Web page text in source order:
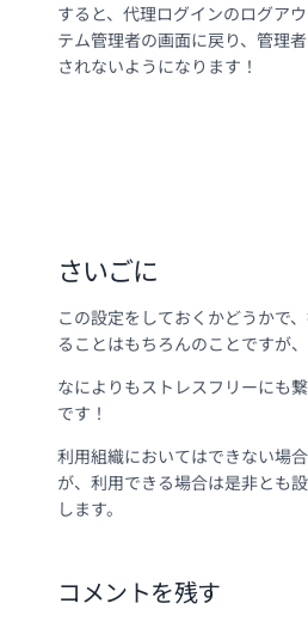
すると、代理ログインのログア
テム管理者の画面に戻り、管理
されないようになります！
さいごに
この設定をしておくかどうかで
ることはもちろんのことですが、
なによりもストレスフリーにも
です！
利用組織においてはできない場
が、利用できる場合は是非とも
します。
コメントを残す